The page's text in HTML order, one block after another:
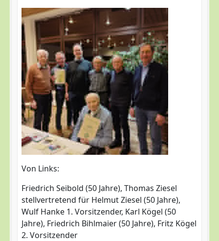
Von Links:
Friedrich Seibold (50 Jahre), Thomas Ziesel
stellvertretend für Helmut Ziesel (50 Jahre),
Wulf Hanke 1. Vorsitzender, Karl Kögel (50
Jahre), Friedrich Bihlmaier (50 Jahre), Fritz Kögel
2. Vorsitzender